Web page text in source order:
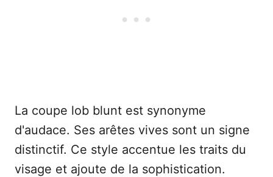
La coupe lob blunt est synonyme
d'audace. Ses arêtes vives sont un signe
distinctif. Ce style accentue les traits du
visage et ajoute de la sophistication.